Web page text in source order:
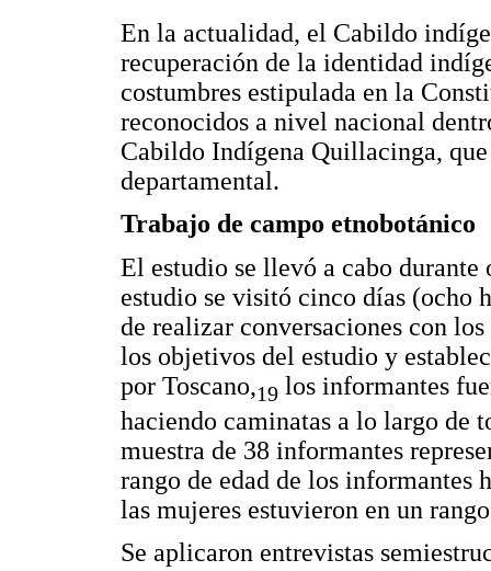
En la actualidad, el Cabildo
recuperación de la identidad
costumbres estipulada en la
reconocidos a nivel nacional
Cabildo Indígena Quillacinga,
departamental.
Trabajo de campo etnobotánico
El estudio se llevó a cabo durante
estudio se visitó cinco días (ocho
de realizar conversaciones con
los objetivos del estudio y
por Toscano,19 los informantes
haciendo caminatas a lo largo de
muestra de 38 informantes
rango de edad de los informantes
las mujeres estuvieron en un
Se aplicaron entrevistas